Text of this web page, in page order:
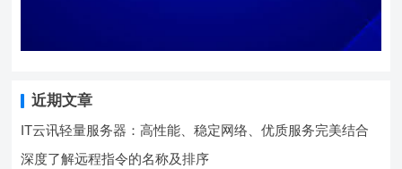
近期文章
IT云讯轻量服务器：高性能、稳定网络、优质服务完美结合
深度了解远程指令的名称及排序